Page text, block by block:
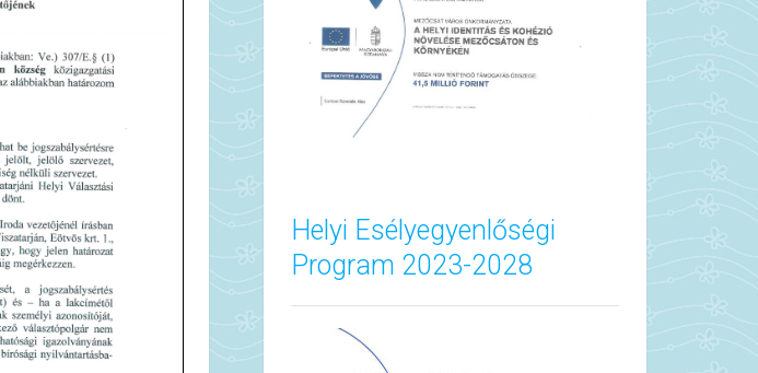
Helyi Esélyegyenlőségi
Program 2023-2028